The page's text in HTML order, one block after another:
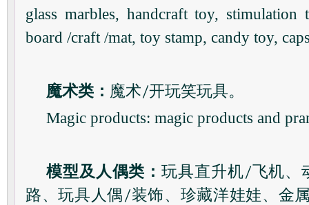
glass marbles, handcraft toy,
board /craft /mat, toy stamp, candy toy,
魔术类： 魔术/开玩笑玩具。
Magic products: magic products and
模型及人偶类：玩具直升机/飞机、
路、玩具人偶 /装饰、珍藏洋娃娃、金